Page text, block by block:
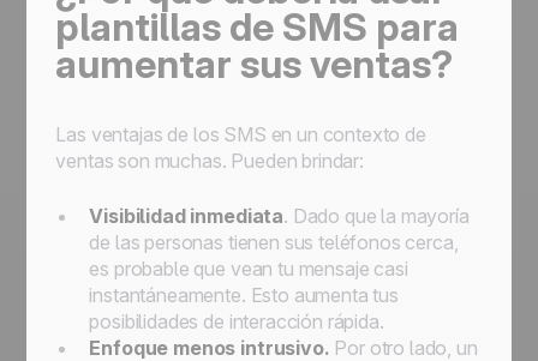
plantillas de SMS para
aumentar sus ventas?
Las ventajas de los SMS en un contexto de
ventas son muchas. Pueden brindar:
Visibilidad inmediata. Dado que la mayoría
de las personas tienen sus teléfonos cerca,
es probable que vean tu mensaje casi
instantáneamente. Esto aumenta tus
posibilidades de interacción rápida.
Enfoque menos intrusivo. Por otro lado, un